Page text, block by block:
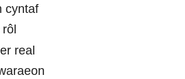
cyntaf
real